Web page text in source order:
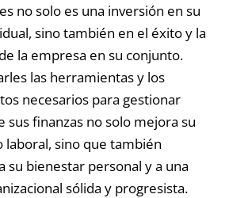
no solo es una inversión en su
sino también en el éxito y la
la empresa en su conjunto.
las herramientas y los
necesarios para gestionar
sus finanzas no solo mejora su
laboral, sino que también
su bienestar personal y a una
sólida y progresista.